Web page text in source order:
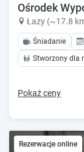
Ośrodek
Łazy (~17.8
Śniadanie
Stworzony dla
Pokaż ceny
Rezerwacje online